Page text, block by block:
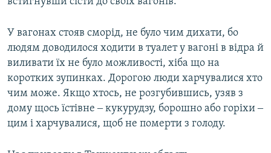
У вагонах стояв сморід, не було чим дихати, бо
людям доводилося ходити в туалет у вагоні в відра й
виливати їх не було можливості, хіба що на
коротких зупинках. Дорогою люди харчувалися хто
чим може. Якщо хтось, не розгубившись, узяв з
дому щось їстівне ‒ кукурудзу, борошно або горіхи ‒
цим і харчувалися, щоб не померти з голоду.